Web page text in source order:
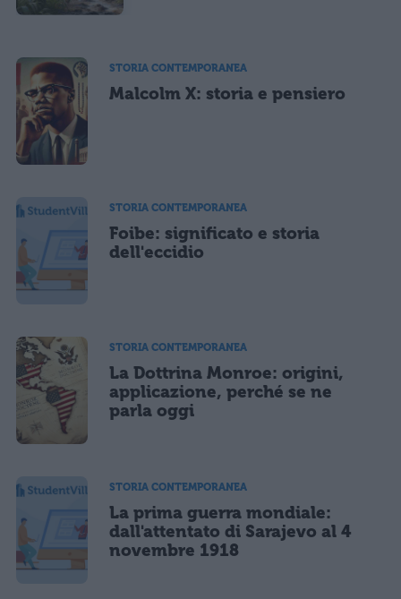
STORIA CONTEMPORANEA
Malcolm X: storia e pensiero
STORIA CONTEMPORANEA
Foibe: significato e storia
dell'eccidio
STORIA CONTEMPORANEA
La Dottrina Monroe: origini,
applicazione, perché se ne
parla oggi
STORIA CONTEMPORANEA
La prima guerra mondiale:
dall'attentato di Sarajevo al 4
novembre 1918